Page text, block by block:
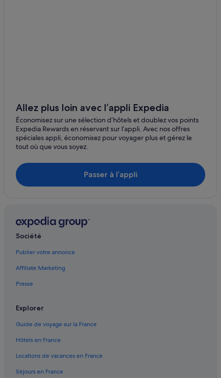
Ebisu : hôtels Hôtels tout compris
Ebisu : hôtels Hôtels avec vue sur l’océan
Ebisu : hôtels Séjours réservés aux adultes
Ebisu : hôtels
Gare de Gotanda : Hôtels capsule
Gare de Gotanda : hôtels à proximité
Gare de Shinagawa : Palaces
Gare de Shinagawa : Ryokans
Gare de Tamachi : Auberges
Gare de Tamachi : Motels
Gare d'Ebisu : Hôtels capsule
Ginza : hôtels Hôtels de luxe
Ginza : hôtels
Hamamatsuchō : hôtels Hôtels avec Wi-Fi
Hamamatsuchō : hôtels
Higashi : hôtels
Allez plus loin avec l’appli Expedia
Économisez sur une sélection d’hôtels et doublez vos points
Expedia Rewards en réservant sur l’appli. Avec nos offres
spéciales appli, économisez pour voyager plus et gérez le
tout où que vous soyez.
Passer à l’appli
Société
Publier votre annonce
Affiliate Marketing
Presse
Explorer
Guide de voyage sur la France
Hôtels en France
Locations de vacances en France
Séjours en France